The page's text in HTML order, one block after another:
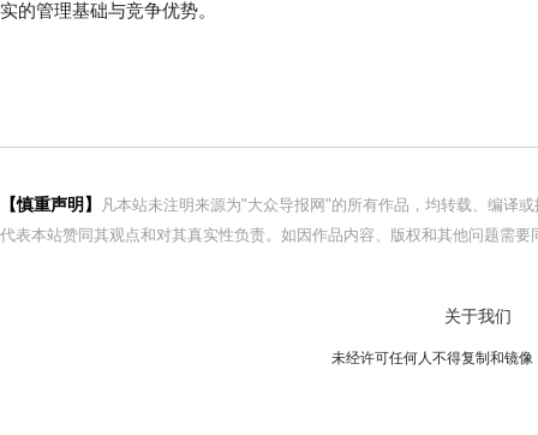
实的管理基础与竞争优势。
【慎重声明】
凡本站未注明来源为"大众导报网"的所有作品，均转载、编译
代表本站赞同其观点和对其真实性负责。如因作品内容、版权和其他问题需
关于我们
未经许可任何人不得复制和镜